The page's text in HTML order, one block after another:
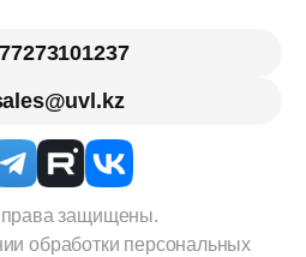
защищены.
обработки персональных